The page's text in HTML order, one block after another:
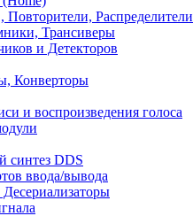
Распределители
Трансиверы
и Детекторов
Конверторы
и воспроизведения голоса
синтез DDS
ввода/вывода